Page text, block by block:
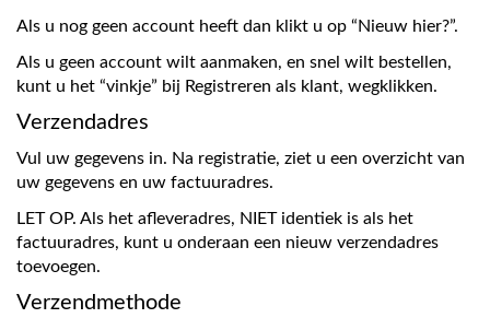
Als u nog geen account heeft dan klikt u op “Nieuw hier?”.
Als u geen account wilt aanmaken, en snel wilt bestellen,
kunt u het “vinkje” bij Registreren als klant, wegklikken.
Verzendadres
Vul uw gegevens in. Na registratie, ziet u een overzicht van
uw gegevens en uw factuuradres.
LET OP. Als het afleveradres, NIET identiek is als het
factuuradres, kunt u onderaan een nieuw verzendadres
toevoegen.
Verzendmethode